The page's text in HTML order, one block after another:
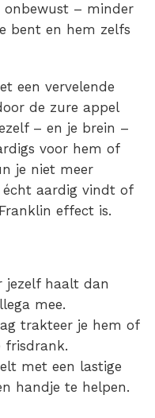
onbewust – minder
bent en hem zelfs
een vervelende
de zure appel
– en je brein –
voor hem of
je niet meer
écht aardig vindt of
effect is.
jezelf haalt dan
mee.
trakteer je hem of
frisdrank.
met een lastige
handje te helpen.